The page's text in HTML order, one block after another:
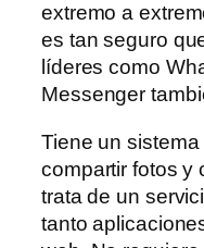
extremo a
es tan seguro
líderes como
Messenger
Tiene un
compartir fotos y
trata de un
tanto